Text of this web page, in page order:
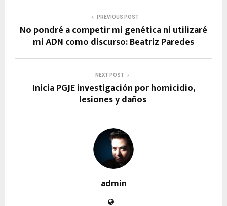
PREVIOUS POST
No pondré a competir mi genética ni utilizaré
mi ADN como discurso: Beatriz Paredes
NEXT POST
Inicia PGJE investigación por homicidio,
lesiones y daños
admin